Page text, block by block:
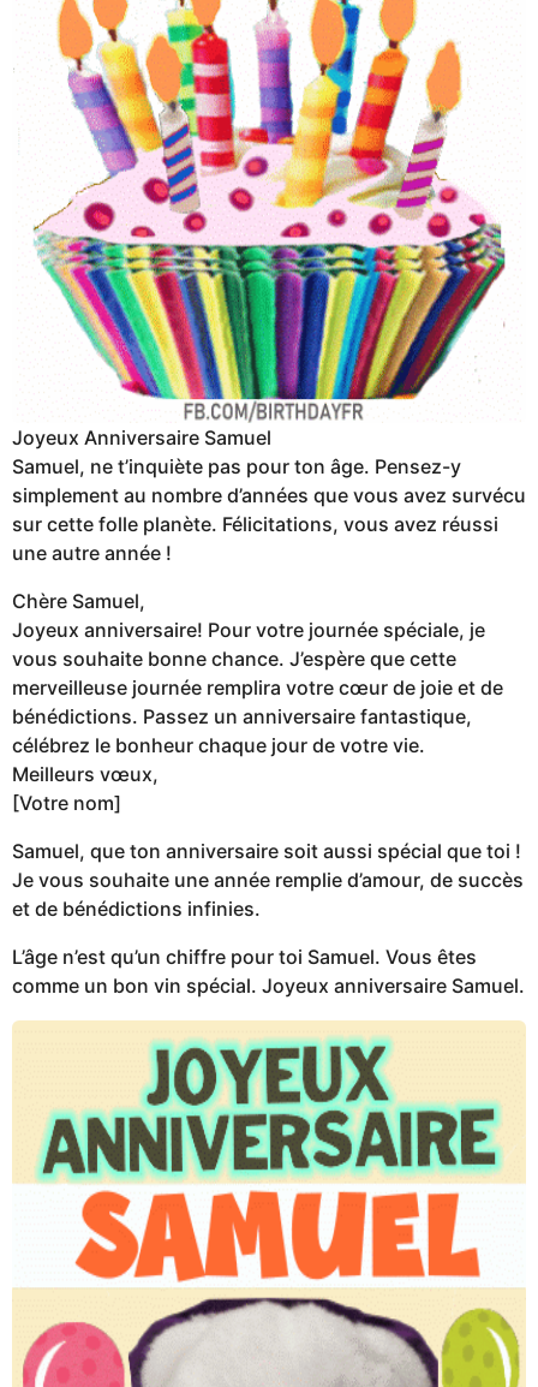
Joyeux Anniversaire Samuel
Samuel, ne t’inquiète pas pour ton âge. Pensez-y
simplement au nombre d’années que vous avez survécu
sur cette folle planète. Félicitations, vous avez réussi
une autre année !
Chère Samuel,
Joyeux anniversaire! Pour votre journée spéciale, je
vous souhaite bonne chance. J’espère que cette
merveilleuse journée remplira votre cœur de joie et de
bénédictions. Passez un anniversaire fantastique,
célébrez le bonheur chaque jour de votre vie.
Meilleurs vœux,
[Votre nom]
Samuel, que ton anniversaire soit aussi spécial que toi !
Je vous souhaite une année remplie d’amour, de succès
et de bénédictions infinies.
L’âge n’est qu’un chiffre pour toi Samuel. Vous êtes
comme un bon vin spécial. Joyeux anniversaire Samuel.